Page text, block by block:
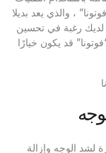
، والذي يعد بديلا
لديك رغبة في تحسين
قد يكون خيارًا
لشد الوجه وإزالة